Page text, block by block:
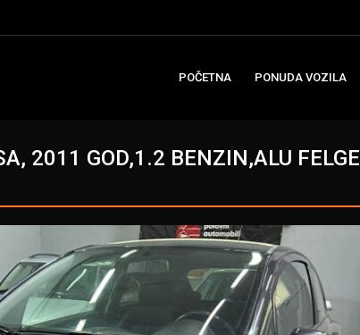
POČETNA PONUDA VOZILA
2011 GOD,1.2 BENZIN,ALU